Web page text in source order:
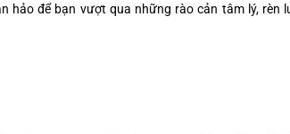
hảo để bạn vượt qua những rào cản tâm lý, rèn